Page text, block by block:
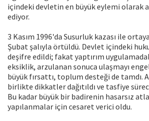
içindeki devletin en büyük eylemi olarak
ediyor.
3 Kasım 1996'da Susurluk kazası ile
Şubat şalıyla örtüldü. Devlet içindeki
deşifre edildi; fakat yaptırım
eksiklik, arzulanan sonuca ulaşmayı
büyük fırsattı, toplum desteği de tamdı.
birlikte dikkatler dağıtıldı ve tasfiye
Bu kadar büyük bir badirenin hasarsız
yapılanmalar için cesaret verici oldu.